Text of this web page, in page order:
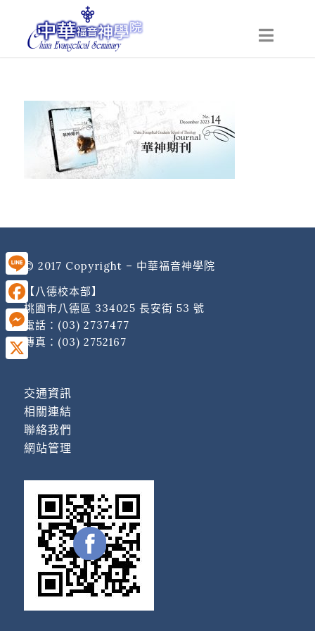
© 2017 Copyright – 中華福音神學院
【八德校本部】
桃園市八德區 334025 長安街 53 號
電話： (03) 2737477
傳真：(03) 2752167
交通資訊
相關連結
聯絡我們
網站管理
Line
Facebook
Messenger